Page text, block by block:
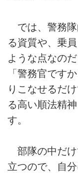
では、警務隊
る資質や、乗
ような点なのだ
「警務官です
りこなせるだ
る高い順法精
す。
部隊の中だけ
立つので、自